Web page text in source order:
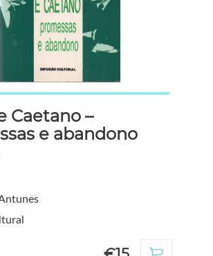
Caetano –
e abandono